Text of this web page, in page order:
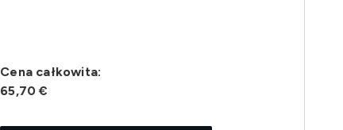
Cena całkowita:
65,70 €